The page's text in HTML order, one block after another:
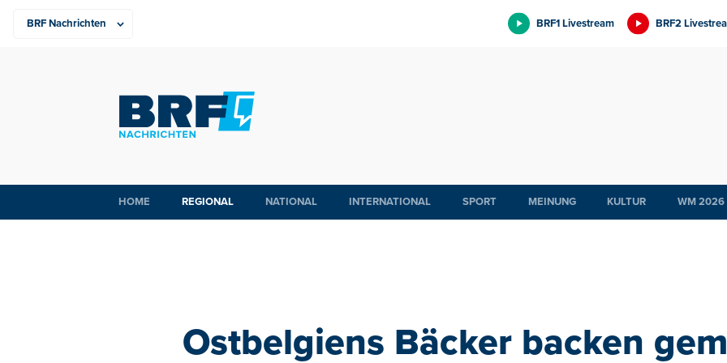
BRF1 Livestream BRF2
HOME REGIONAL NATIONAL INTERNATIONAL SPORT MEINUNG KULTUR WM 2026
Ostbelgiens Bäcker backen